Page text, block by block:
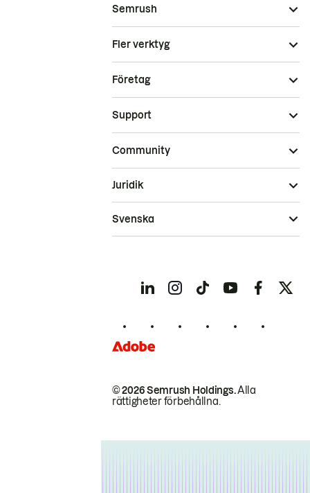
Semrush
Fler verktyg
Företag
Support
Community
© 2026 Semrush Holdings.Alla
rättigheter förbehållna.
Juridik
Svenska